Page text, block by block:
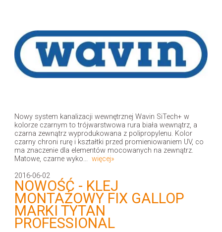
Nowy system kanalizacji wewnętrznej Wavin SiTech+ w
kolorze czarnym to trójwarstwowa rura biała wewnątrz, a
czarna zewnątrz wyprodukowana z polipropylenu. Kolor
czarny chroni rurę i kształtki przed promieniowaniem UV, co
ma znaczenie dla elementów mocowanych na zewnątrz.
Matowe, czarne wyko... więcej»
2016-06-02
NOWOŚĆ - KLEJ
MONTAŻOWY FIX GALLOP
MARKI TYTAN
PROFESSIONAL